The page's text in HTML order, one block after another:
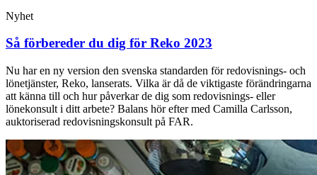
Nyhet
Så förbereder du dig för Reko 2023
Nu har en ny version den svenska standarden för redovisnings- och
lönetjänster, Reko, lanserats. Vilka är då de viktigaste förändringarna
att känna till och hur påverkar de dig som redovisnings- eller
lönekonsult i ditt arbete? Balans hör efter med Camilla Carlsson,
auktoriserad redovisningskonsult på FAR.